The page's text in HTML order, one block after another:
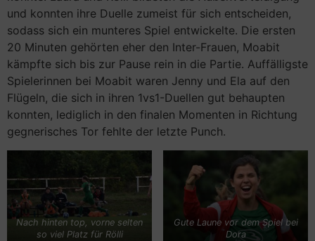
und konnten ihre Duelle zumeist für sich entscheiden,
sodass sich ein munteres Spiel entwickelte. Die ersten
20 Minuten gehörten eher den Inter-Frauen, Moabit
kämpfte sich bis zur Pause rein in die Partie. Auffälligste
Spielerinnen bei Moabit waren Jenny und Ela auf den
Flügeln, die sich in ihren 1vs1-Duellen gut behaupten
konnten, lediglich in den finalen Momenten in Richtung
gegnerisches Tor fehlte der letzte Punch.
Nach hinten top, vorne selten
so viel Platz für Rölli
Gute Laune vor dem Spiel bei
Dora